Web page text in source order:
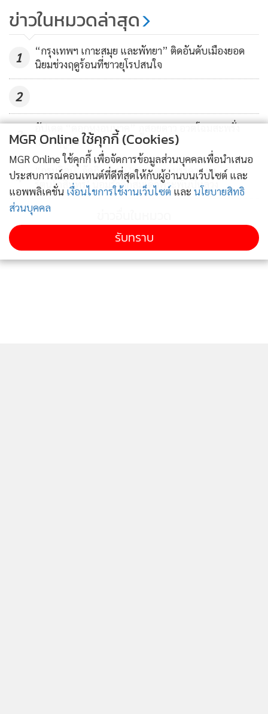
สามารถส่งข้อมูลข่าวสารด้านการท่องเที่ยว-อาหารมาได้ที่ กอง
บก.ข่าวท่องเที่ยว แฟกซ์ 0-2629-4467 อีเมล
travel_astvmgr@hotmail.com
248
เหนือ สั่งเร่งแก้วิกฤตหมอกควัน
ข่าวในหมวดล่าสุด
1
“กรุงเทพฯ เกาะสมุย และพัทยา” ติดอันดับเมืองยอด
นิยมช่วงฤดูร้อนที่ชาวยุโรปสนใจ
2
3
อัปเดต “ดอกหงอนนาค” ภูสอยดาว อวดโฉมสะพรั่ง
กลางฤดูฝน
4
“กรมศิลป์" จัดกิจกรรม ‘รากนครา มรรคาแห่ง
รัตนโกสินทร์’ น้อมรำลึกสมเด็จพระพันปีหลวง
MGR Online ใช้คุกกี้ (Cookies)
MGR Online ใช้คุกกี้ เพื่อจัดการข้อมูลส่วนบุคคลเพื่อนำเสนอ
ประสบการณ์คอนเทนต์ที่ดีที่สุดให้กับผู้อ่านบนเว็บไซต์ และ
แอพพลิเคชั่น เงื่อนไขการใช้งานเว็บไซต์ และ นโยบายสิทธิ
ส่วนบุคคล
รับทราบ